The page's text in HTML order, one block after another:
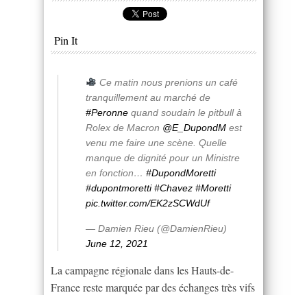
Pin It
Ce matin nous prenions un café
tranquillement au marché de
#Peronne quand soudain le pitbull à
Rolex de Macron @E_DupondM est
venu me faire une scène. Quelle
manque de dignité pour un Ministre
en fonction… #DupondMoretti
#dupontmoretti #Chavez #Moretti
pic.twitter.com/EK2zSCWdUf
— Damien Rieu (@DamienRieu)
June 12, 2021
La campagne régionale dans les Hauts-de-
France reste marquée par des échanges très vifs